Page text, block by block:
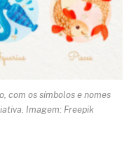
com os símbolos e nomes
Imagem: Freepik